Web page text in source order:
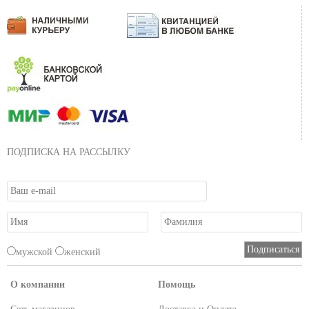
- деревянные весла
- документы
ПОДПИСКА НА РАССЫЛКУ
мужской женский
О компании Помощь